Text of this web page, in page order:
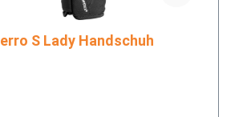
Cerro S Lady Handschuh